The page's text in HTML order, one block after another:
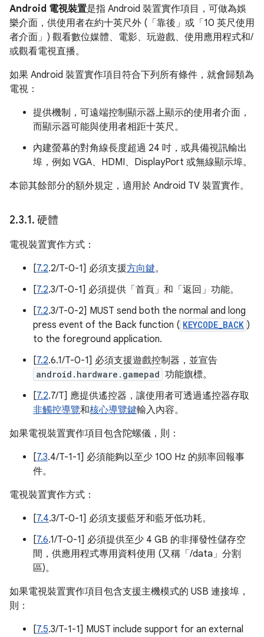
Android 電視裝置是指 Android 裝置實作項目，可做為娛
樂介面，供使用者在約十英尺外 (「靠後」或「10 英尺使用
者介面」) 觀看數位媒體、電影、玩遊戲、使用應用程式和/
或觀看電視直播。
如果 Android 裝置實作項目符合下列所有條件，就會歸類為
電視：
提供機制，可遠端控制顯示器上顯示的使用者介面，
而顯示器可能與使用者相距十英尺。
內建螢幕的對角線長度超過 24 吋，或具備視訊輸出
埠，例如 VGA、HDMI、DisplayPort 或無線顯示埠。
本節其餘部分的額外規定，適用於 Android TV 裝置實作。
2.3.1. 硬體
電視裝置實作方式：
[7.2.2/T-0-1] 必須支援方向鍵。
[7.2.3/T-0-1] 必須提供「首頁」和「返回」功能。
[7.2.3/T-0-2] MUST send both the normal and long
press event of the Back function ( KEYCODE_BACK )
to the foreground application.
[7.2.6.1/T-0-1] 必須支援遊戲控制器，並宣告
android.hardware.gamepad 功能旗標。
[7.2.7/T] 應提供遙控器，讓使用者可透過遙控器存取
非觸控導覽和核心導覽鍵輸入內容。
如果電視裝置實作項目包含陀螺儀，則：
[7.3.4/T-1-1] 必須能夠以至少 100 Hz 的頻率回報事
件。
電視裝置實作方式：
[7.4.3/T-0-1] 必須支援藍牙和藍牙低功耗。
[7.6.1/T-0-1] 必須提供至少 4 GB 的非揮發性儲存空
間，供應用程式專用資料使用 (又稱「/data」分割
區)。
如果電視裝置實作項目包含支援主機模式的 USB 連接埠，
則：
[7.5.3/T-1-1] MUST include support for an external